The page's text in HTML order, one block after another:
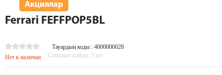
Акциялар
Ferrari FEFFPOP5BL
Тауардың коды : 4000000028
Нет в наличии
Сатылып қойды: 5 шт